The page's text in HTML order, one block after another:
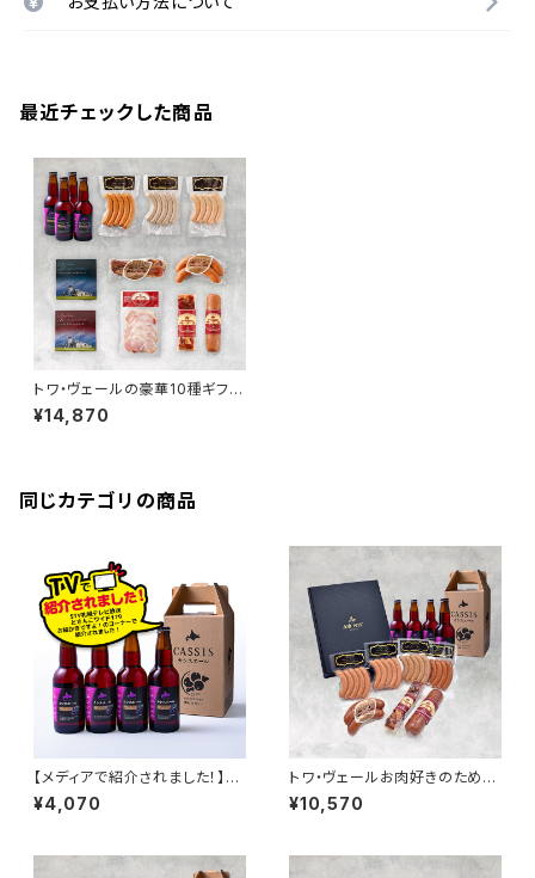
最近チェックした商品
トワ・ヴェールの豪華10種ギフト
セットと「黒松内カシスエール 3
30ml」4本
¥14,870
同じカテゴリの商品
【メディアで紹介されました！】黒
松内カシスエール330ml ４本
セット（箱付き）
¥4,070
トワ・ヴェールお肉好きのための
ギフトセットと「黒松内カシスエ
ール330ml」4本
¥10,570